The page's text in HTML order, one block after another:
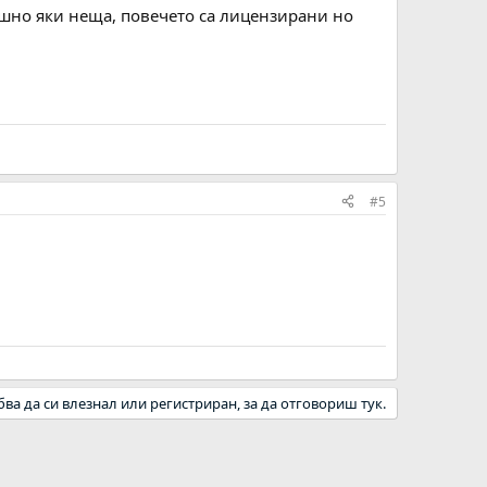
яки неща, повечето са лицензирани но
#5
да си влезнал или регистриран, за да отговориш тук.